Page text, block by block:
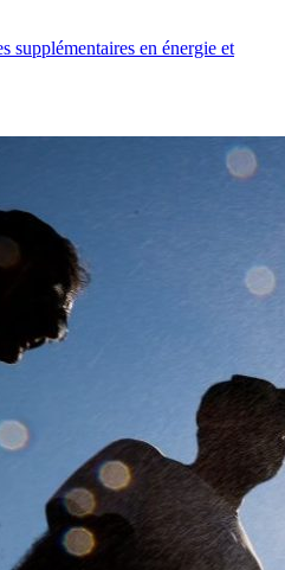
supplémentaires en énergie et